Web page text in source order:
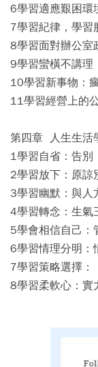
6學習適應艱困環
7學習紀律，學習
8學習面對辦公室
9學習蠻橫不講理
10學習新事物：
11學習經營上的
第四章 人生生活
1學習自省：告別
2學習放下：原諒
3學習幽默：與人
4學習轉念：生氣
5學會相信自己：
6學習情理分明：
7學習策略選擇：
8學習柔軟心：實